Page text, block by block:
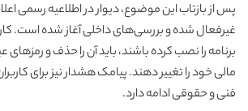
پس از بازتاب این موضوع، دیوار در اطلاعیه رسمی
غیرفعال شده و بررسی‌های داخلی آغاز شده است.
برنامه را نصب کرده باشند، باید آن را حذف و
مالی خود را تغییر دهند. پیامک هشدار نیز برای
فنی و حقوقی ادامه دارد.